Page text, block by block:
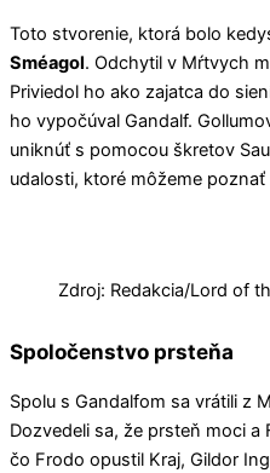
Toto stvorenie, ktorá bolo
Sméagol. Odchytil v Mŕtvych
Priviedol ho ako zajatca do
ho vypočúval Gandalf.
uniknúť s pomocou škretov
udalosti, ktoré môžeme
Zdroj: Redakcia/Lord of
Spoločenstvo prsteňa
Spolu s Gandalfom sa vrátili z
Dozvedeli sa, že prsteň moci a
čo Frodo opustil Kraj, Gildor